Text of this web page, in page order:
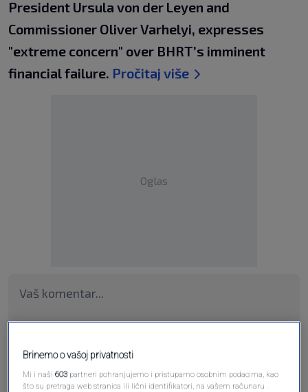
President Ursula von der Leyen and
Commissioner Oliver Varhelyi, expresses
"extreme concern" over BHRT’s imminent
financial failure. Pročitaj više
Oglas
Pošalji
Brinemo o vašoj privatnosti
Mi i naši603 partneri pohranjujemo i pristupamo osobnim podacima, kao
što su pretraga web stranica ili lični identifikatori, na vašem računaru .